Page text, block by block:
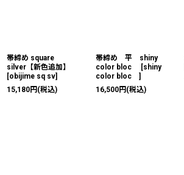
帯締め square
silver【新色追加】
[obijime sq sv]
15,180円 (税込)
帯締め 平 shiny
color bloc
[shiny
color bloc ]
16,500円 (税込)